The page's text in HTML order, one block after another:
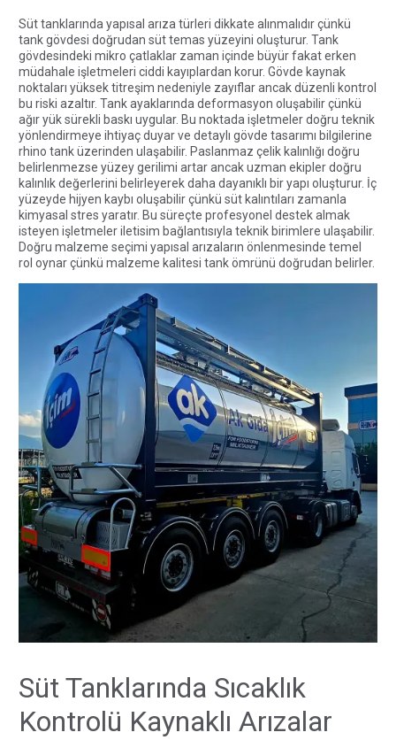
Süt tanklarında yapısal arıza türleri dikkate alınmalıdır çünkü
tank gövdesi doğrudan süt temas yüzeyini oluşturur. Tank
gövdesindeki mikro çatlaklar zaman içinde büyür fakat erken
müdahale işletmeleri ciddi kayıplardan korur. Gövde kaynak
noktaları yüksek titreşim nedeniyle zayıflar ancak düzenli kontrol
bu riski azaltır. Tank ayaklarında deformasyon oluşabilir çünkü
ağır yük sürekli baskı uygular. Bu noktada işletmeler doğru teknik
yönlendirmeye ihtiyaç duyar ve detaylı gövde tasarımı bilgilerine
rhino tanküzerinden ulaşabilir. Paslanmaz çelik kalınlığı doğru
belirlenmezse yüzey gerilimi artar ancak uzman ekipler doğru
kalınlık değerlerini belirleyerek daha dayanıklı bir yapı oluşturur. İç
yüzeyde hijyen kaybı oluşabilir çünkü süt kalıntıları zamanla
kimyasal stres yaratır. Bu süreçte profesyonel destek almak
isteyen işletmeleriletisim bağlantısıyla teknik birimlere ulaşabilir.
Doğru malzeme seçimi yapısal arızaların önlenmesinde temel
rol oynar çünkü malzeme kalitesi tank ömrünü doğrudan belirler.
Süt Tanklarında Sıcaklık
Kontrolü Kaynaklı Arızalar